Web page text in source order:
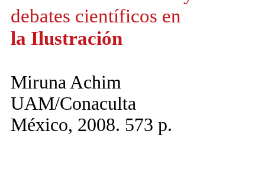
debates científicos en
la Ilustración
Miruna Achim
UAM/Conaculta
México, 2008. 573 p.